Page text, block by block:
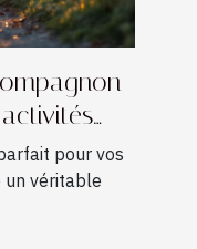
pour vos
un véritable